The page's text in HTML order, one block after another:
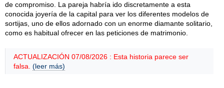
de compromiso. La pareja habría ido discretamente a esta
conocida joyería de la capital para ver los diferentes modelos de
sortijas, uno de ellos adornado con un enorme diamante solitario,
como es habitual ofrecer en las peticiones de matrimonio.
ACTUALIZACIÓN 07/08/2026 : Esta historia parece ser
falsa. (leer más)